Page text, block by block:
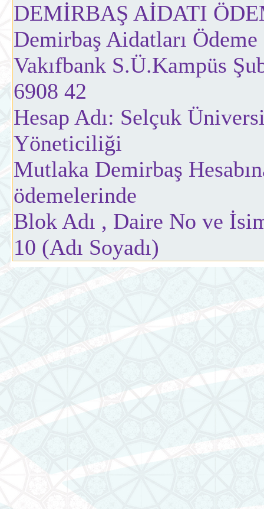
DEMİRBAŞ AİDATI
Demirbaş Aidatları
Vakıfbank S.Ü.Kampüs
6908 42
Hesap Adı: Selçuk
Yöneticiliği
Mutlaka Demirbaş
ödemelerinde
Blok Adı , Daire No ve
10 (Adı Soyadı)